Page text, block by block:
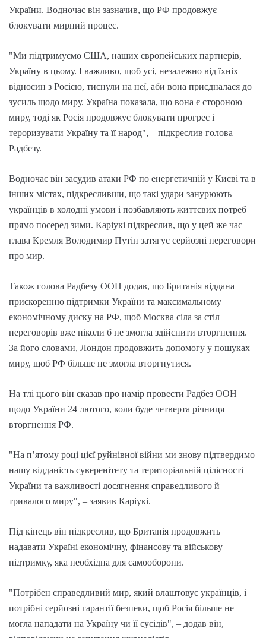
України. Водночас він зазначив, що РФ продовжує
блокувати мирний процес.
"Ми підтримуємо США, наших європейських партнерів,
Україну в цьому. І важливо, щоб усі, незалежно від їхніх
відносин з Росією, тиснули на неї, аби вона приєдналася до
зусиль щодо миру. Україна показала, що вона є стороною
миру, тоді як Росія продовжує блокувати прогрес і
тероризувати Україну та її народ", – підкреслив голова
Радбезу.
Водночас він засудив атаки РФ по енергетичній у Києві та в
інших містах, підкресливши, що такі удари занурюють
українців в холодні умови і позбавляють життєвих потреб
прямо посеред зими. Каріукі підкреслив, що у цей же час
глава Кремля Володимир Путін затягує серйозні переговори
про мир.
Також голова Радбезу ООН додав, що Британія віддана
прискоренню підтримки України та максимальному
економічному диску на РФ, щоб Москва сіла за стіл
переговорів вже ніколи б не змогла здійснити вторгнення.
За його словами, Лондон продовжить допомогу у пошуках
миру, щоб РФ більше не змогла вторгнутися.
На тлі цього він сказав про намір провести Радбез ООН
щодо України 24 лютого, коли буде четверта річниця
вторгнення РФ.
"На п’ятому році цієї руйнівної війни ми знову підтвердимо
нашу відданість суверенітету та територіальній цілісності
України та важливості досягнення справедливого й
тривалого миру", – заявив Каріукі.
Під кінець він підкреслив, що Британія продовжить
надавати Україні економічну, фінансову та військову
підтримку, яка необхідна для самооборони.
"Потрібен справедливий мир, який влаштовує українців, і
потрібні серйозні гарантії безпеки, щоб Росія більше не
могла нападати на Україну чи її сусідів", – додав він,